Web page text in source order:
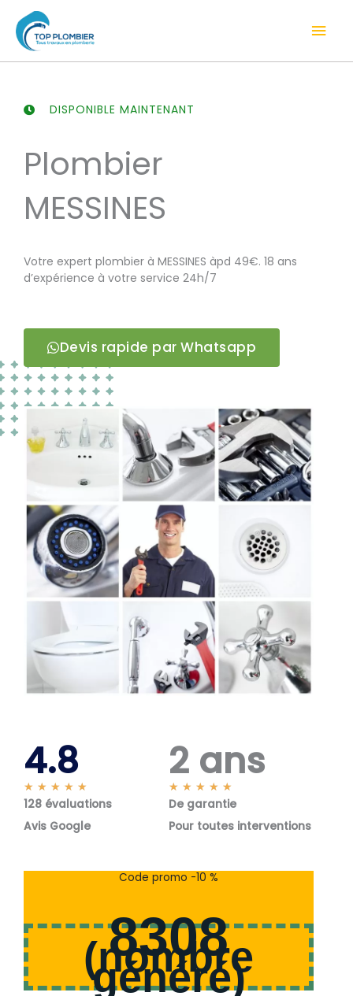
contenu
DISPONIBLE MAINTENANT
Plombier
MESSINES
Votre expert plombier à MESSINES àpd 49€. 18 ans
d’expérience à votre service 24h/7
Devis rapide par Whatsapp
4.8
★ ★ ★ ★ ★
o
s
128 évaluations
Avis Google
2 ans
★ ★ ★ ★ ★
o
s
De garantie
Pour toutes interventions
Code promo -10 %
8308
(nombre
généré)